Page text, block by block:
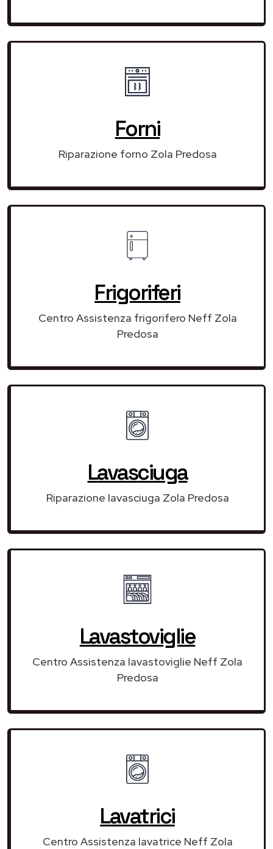
Forni
Riparazione forno Zola Predosa
Frigoriferi
Centro Assistenza frigorifero Neff Zola
Predosa
Lavasciuga
Riparazione lavasciuga Zola Predosa
Lavastoviglie
Centro Assistenza lavastoviglie Neff Zola
Predosa
Lavatrici
Centro Assistenza lavatrice Neff Zola